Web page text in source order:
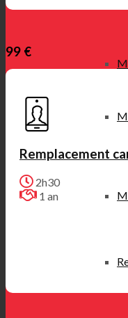
99 €
Remplacement
2h30
1 an